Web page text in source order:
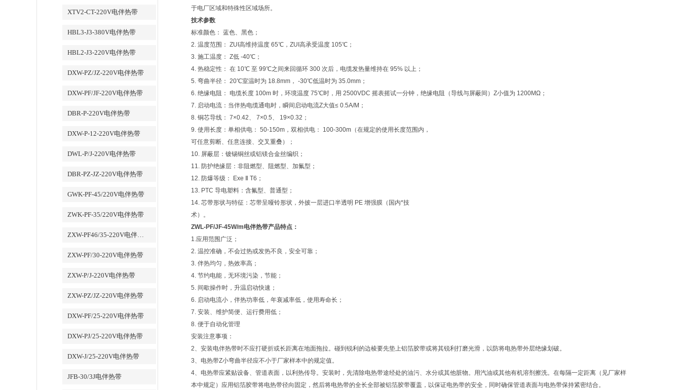
XTV2-CT-220V电伴热带
HBL3-J3-380V电伴热带
HBL2-J3-220V电伴热带
DXW-PZ/JZ-220V电伴热带
DXW-PF/JF-220V电伴热带
DBR-P-220V电伴热带
DXW-P-12-220V电伴热带
DWL-P/J-220V电伴热带
DBR-PZ-JZ-220V电伴热带
GWK-PF-45/220V电伴热带
ZWK-PF-35/220V电伴热带
ZXW-PF46/35-220V电伴热带
ZXW-PF/30-220V电伴热带
ZXW-P/J-220V电伴热带
ZXW-PZ/JZ-220V电伴热带
DXW-PF/25-220V电伴热带
DXW-PJ/25-220V电伴热带
DXW-J/25-220V电伴热带
JFB-30/3J电伴热带
于电厂区域和特殊性区域场所。
技术参数
标准颜色： 蓝色、黑色；
2. 温度范围： ZUI高维持温度 65℃，ZUI高承受温度 105℃；
3. 施工温度： Z低 -40℃；
4. 热稳定性： 在 10℃ 至 99℃之间来回循环 300 次后，电缆发热量维持在 95% 以上；
5. 弯曲半径： 20℃室温时为 18.8mm， -30℃低温时为 35.0mm；
6. 绝缘电阻： 电缆长度 100m 时，环境温度 75℃时，用 2500VDC 摇表摇试一分钟，绝缘电阻（导线与屏蔽间）Z小值为 1200MΩ；
7. 启动电流：当伴热电缆通电时，瞬间启动电流Z大值≤ 0.5A/M；
8. 铜芯导线： 7×0.42、 7×0.5、 19×0.32；
9. 使用长度：单相供电： 50-150m，双相供电： 100-300m（在规定的使用长度范围内，
可任意剪断、任意连接、交叉重叠）；
10. 屏蔽层：镀锡铜丝或铝镁合金丝编织；
11. 防护绝缘层：非阻燃型、阻燃型、加氟型；
12. 防爆等级： Exe Ⅱ T6；
13. PTC 导电塑料：含氟型、普通型；
14. 芯带形状与特征：芯带呈哑铃形状，外披一层进口半透明 PE 增强膜（国内*技
术）。
ZWL-PF/JF-45W/m电伴热带产品特点：
1.应用范围广泛；
2. 温控准确，不会过热或发热不良，安全可靠；
3. 伴热均匀，热效率高；
4. 节约电能，无环境污染，节能；
5. 间歇操作时，升温启动快速；
6. 启动电流小，伴热功率低，年衰减率低，使用寿命长；
7. 安装、维护简便、运行费用低；
8. 便于自动化管理
安装注意事项：
2、安装电伴热带时不应打硬折或长距离在地面拖拉。碰到锐利的边棱要先垫上铝箔胶带或将其锐利打磨光滑，以防将电热带外层绝缘划破。
3、电热带Z小弯曲半径应不小于厂家样本中的规定值。
4、电热带应紧贴设备、管道表面，以利热传导。安装时，先清除电热带途经处的油污、水分或其他脏物。用汽油或其他有机溶剂擦洗。在每隔一定距离（见厂家样
本中规定）应用铝箔胶带将电热带径向固定，然后将电热带的全长全部被铝箔胶带覆盖，以保证电热带的安全，同时确保管道表面与电热带保持紧密结合。